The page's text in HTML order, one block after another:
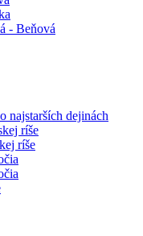
- Beňová
najstarších dejinách
ríše
ríše